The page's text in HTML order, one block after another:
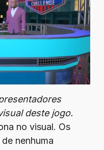
deste jogo.
no visual. Os
nenhuma